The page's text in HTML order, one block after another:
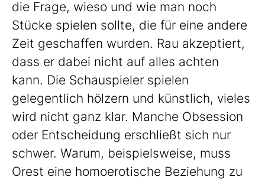
die Frage, wieso und wie man noch
Stücke spielen sollte, die für eine andere
Zeit geschaffen wurden. Rau akzeptiert,
dass er dabei nicht auf alles achten
kann. Die Schauspieler spielen
gelegentlich hölzern und künstlich, vieles
wird nicht ganz klar. Manche Obsession
oder Entscheidung erschließt sich nur
schwer. Warum, beispielsweise, muss
Orest eine homoerotische Beziehung zu